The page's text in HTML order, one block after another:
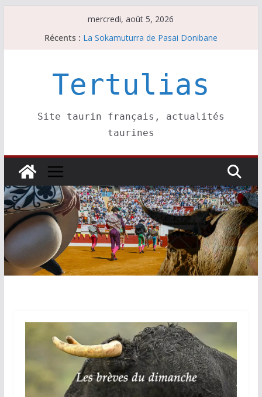
mercredi, août 5, 2026
Récents : Les brèves du mardi 4 août
Villeneuve, Hugo Tarbelli confirme.
Tertulias
Site taurin français, actualités
taurines